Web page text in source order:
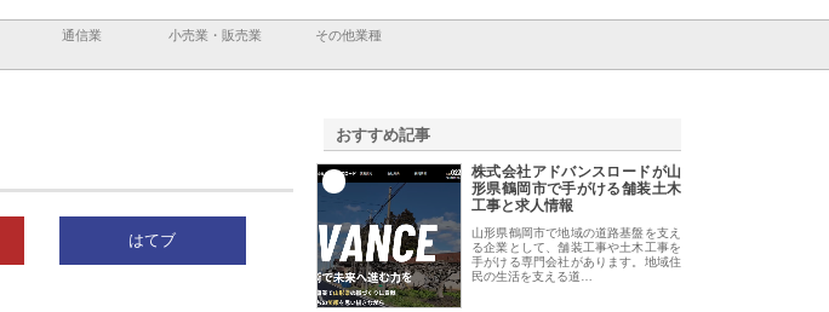
通信業 小売業・販売業 その他業種
はてブ
おすすめ記事
株式会社アドバンスロードが山
形県鶴岡市で手がける舗装土木
工事と求人情報
山形県鶴岡市で地域の道路基盤を支え
る企業として、舗装工事や土木工事を
手がける専門会社があります。地域住
民の生活を支える道…